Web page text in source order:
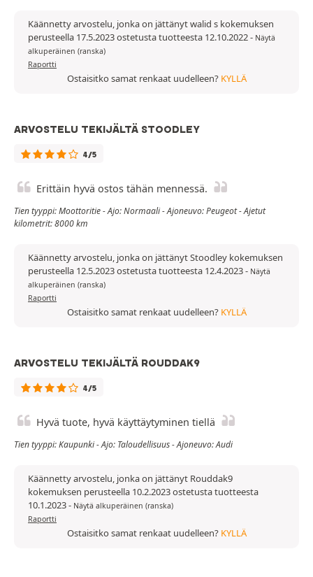
Käännetty arvostelu, jonka on jättänyt walid s kokemuksen
perusteella 17.5.2023 ostetusta tuotteesta 12.10.2022- Näytä
alkuperäinen (ranska)
Raportti
Ostaisitko samat renkaat uudelleen? KYLLÄ
ARVOSTELU TEKIJÄLTÄ STOODLEY
4/5
Erittäin hyvä ostos tähän mennessä.
Tien tyyppi: Moottoritie - Ajo: Normaali - Ajoneuvo: Peugeot - Ajetut
kilometrit: 8000 km
Käännetty arvostelu, jonka on jättänyt Stoodley kokemuksen
perusteella 12.5.2023 ostetusta tuotteesta 12.4.2023- Näytä
alkuperäinen (ranska)
Raportti
Ostaisitko samat renkaat uudelleen? KYLLÄ
ARVOSTELU TEKIJÄLTÄ ROUDDAK9
4/5
Hyvä tuote, hyvä käyttäytyminen tiellä
Tien tyyppi: Kaupunki - Ajo: Taloudellisuus - Ajoneuvo: Audi
Käännetty arvostelu, jonka on jättänyt Rouddak9
kokemuksen perusteella 10.2.2023 ostetusta tuotteesta
10.1.2023- Näytä alkuperäinen (ranska)
Raportti
Ostaisitko samat renkaat uudelleen? KYLLÄ